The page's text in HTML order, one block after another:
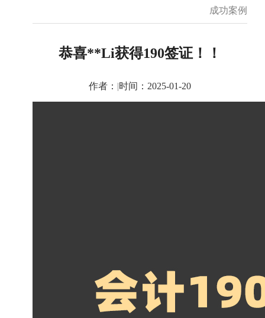
成功案例
恭喜**Li获得190签证！！
作者： |时间：2025-01-20